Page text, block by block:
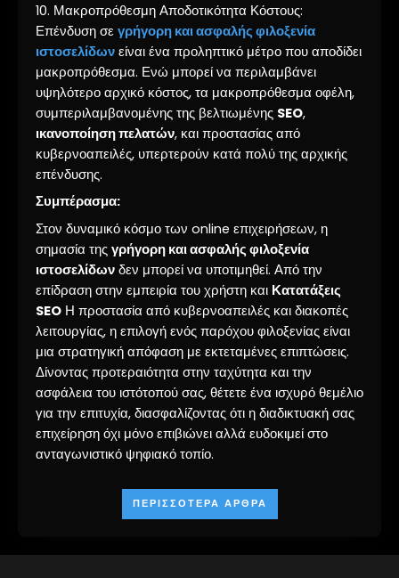
10. Μακροπρόθεσμη Αποδοτικότητα Κόστους:
Επένδυση σε γρήγορη και ασφαλής φιλοξενία
ιστοσελίδων είναι ένα προληπτικό μέτρο που αποδίδει
μακροπρόθεσμα. Ενώ μπορεί να περιλαμβάνει
υψηλότερο αρχικό κόστος, τα μακροπρόθεσμα οφέλη,
συμπεριλαμβανομένης της βελτιωμένης SEO,
ικανοποίηση πελατών, και προστασίας από
κυβερνοαπειλές, υπερτερούν κατά πολύ της αρχικής
επένδυσης.
Συμπέρασμα:
Στον δυναμικό κόσμο των online επιχειρήσεων, η
σημασία της γρήγορη και ασφαλής φιλοξενία
ιστοσελίδων δεν μπορεί να υποτιμηθεί. Από την
επίδραση στην εμπειρία του χρήστη και Κατατάξεις
SEO Η προστασία από κυβερνοαπειλές και διακοπές
λειτουργίας, η επιλογή ενός παρόχου φιλοξενίας είναι
μια στρατηγική απόφαση με εκτεταμένες επιπτώσεις.
Δίνοντας προτεραιότητα στην ταχύτητα και την
ασφάλεια του ιστότοπού σας, θέτετε ένα ισχυρό θεμέλιο
για την επιτυχία, διασφαλίζοντας ότι η διαδικτυακή σας
επιχείρηση όχι μόνο επιβιώνει αλλά ευδοκιμεί στο
ανταγωνιστικό ψηφιακό τοπίο.
ΠΕΡΙΣΣΌΤΕΡΑ ΆΡΘΡΑ